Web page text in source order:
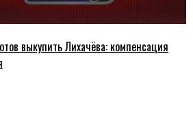
выкупить Лихачёва: компенсация